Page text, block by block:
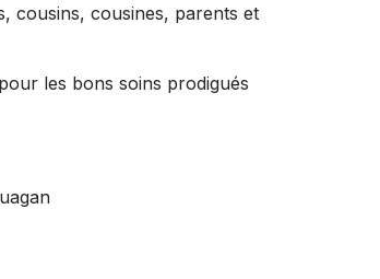
cousines, parents et
les bons soins prodigués